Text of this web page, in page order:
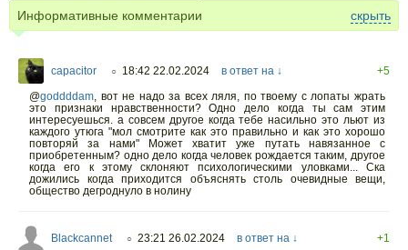
Информативные комментарии скрыть
capacitor ○ 18:42 22.02.2024 в ответ на ↓
+5
@goddddam, вот не надо за всех ляля, по твоему с лопаты жрать
это признаки нравственности? Одно дело когда ты сам этим
интересуешься. а совсем другое когда тебе насильно это льют из
каждого утюга "мол смотрите как это правильно и как это хорошо
повторяй за нами" Может хватит уже путать навязанное с
приобретенным? одно дело когда человек рождается таким, другое
когда его к этому склоняют психологическими уловками... Ска
дожились когда приходится объяснять столь очевидные вещи,
общество дегроднуло в нолину
Blackcannet ○ 23:21 26.02.2024 в ответ на ↓
+1